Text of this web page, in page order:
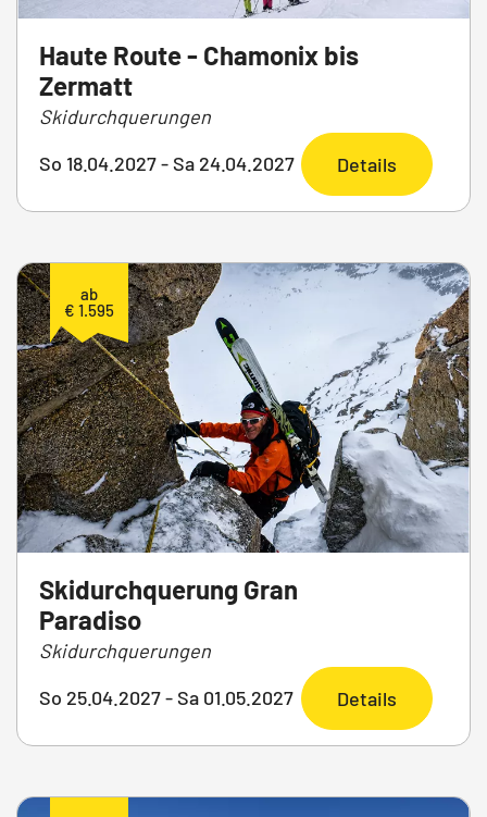
Haute Route - Chamonix bis
Zermatt
Skidurchquerungen
So 18.04.2027 - Sa 24.04.2027
Details
ab
€ 1.595
Skidurchquerung Gran
Paradiso
Skidurchquerungen
So 25.04.2027 - Sa 01.05.2027
Details